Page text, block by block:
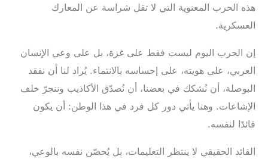
هذه الحرب المعنوية التي لا تقل شراسة عن المعارك
العسكرية.
‎إن الحرب اليوم ليست فقط على غزة، بل على وعي الإنسان
العربي، على هويته، على إحساسه بالانتماء. يُراد لنا أن نفقد
البوصلة، أن نُشكك في بعضنا، أن نُصدّق الأكاذيب وننجرّ خلف
الإشاعات. وهنا يأتي دور كل فرد في هذا الوطن: أن يكون
قائدًا لنفسه.
‎القائد الحقيقي لا ينتظر التعليمات، بل يُحصّن نفسه بالوعي،